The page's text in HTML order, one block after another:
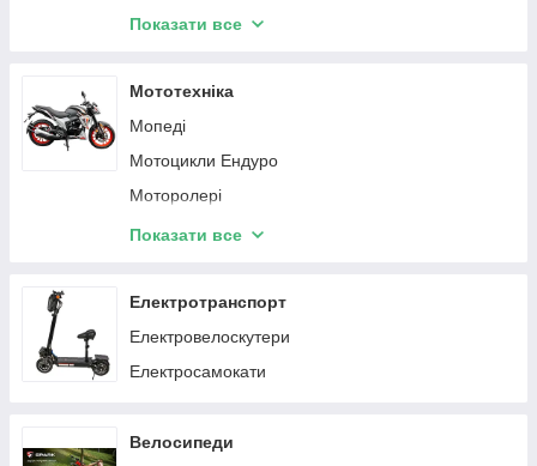
Електроквадроцикли
Електротрицикли пасажирські
Електроскутери
Показати все
Мототехніка
Мопеді
Мотоцикли Ендуро
Моторолері
Мотоцикли Кросс
Квадроцикли
Мотоцикли Tour Enduro
Мотоцикли Sport
Мотоцикли Пітбайки
Показати все
Електротранспорт
Електровелоскутери
Електросамокати
Велосипеди